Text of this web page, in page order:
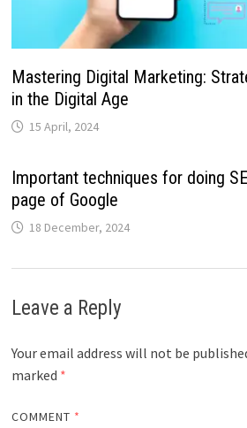
Mastering Digital Marketing:
in the Digital Age
15 April, 2024
Important techniques for doing
page of Google
18 December, 2024
Leave a Reply
Your email address will not be
marked *
COMMENT *